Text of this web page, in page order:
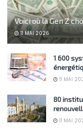
Voici où la Gen Z
11 MAI 2026
1 600
11 MAI
80
11 MAI